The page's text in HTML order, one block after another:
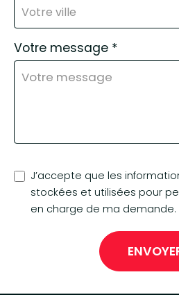
Votre message *
J’accepte que les
stockées et utilisées pour
en charge de ma demande.